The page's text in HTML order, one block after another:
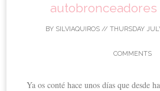
autobronceadores
BY SILVIAQUIROS// THURSDAY
COMMENTS
Ya os conté hace unos días que desde